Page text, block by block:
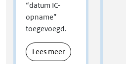
“datum IC-
opname”
toegevoegd.
Lees meer